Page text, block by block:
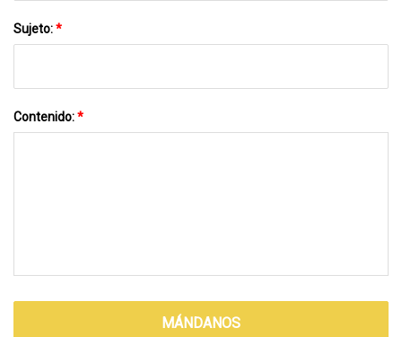
Sujeto:*
Contenido:*
MÁNDANOS